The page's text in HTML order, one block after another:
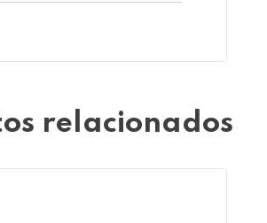
relacionados